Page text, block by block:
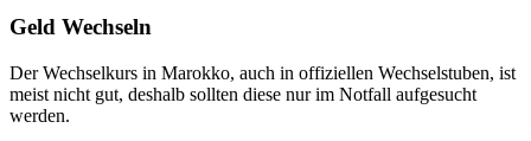
Geld Wechseln
Der Wechselkurs in Marokko, auch in offiziellen Wechselstuben, ist
meist nicht gut, deshalb sollten diese nur im Notfall aufgesucht
werden.